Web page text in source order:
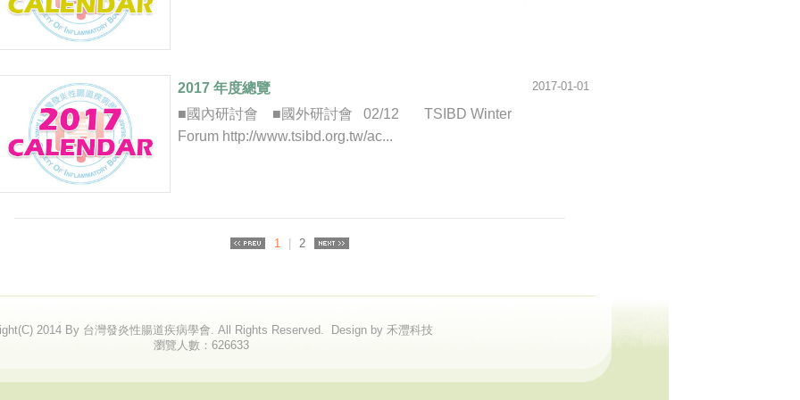
2017 年度總覽 2017-01-01
■國內研討會 ■國外研討會 02/12 TSIBD Winter
Forum http://www.tsibd.org.tw/ac...
1 2
2014 By 台灣發炎性腸道疾病學會. All Rights Reserved.
Design by 禾灃科技
瀏覽人數：626633